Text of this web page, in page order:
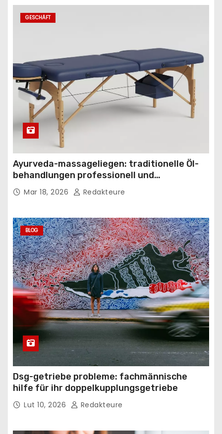
GESCHÄFT
Ayurveda-massageliegen: traditionelle Öl-
behandlungen professionell und
komfortabel gestalten
Mar 18, 2026 Redakteure
BLOG
Dsg-getriebe probleme: fachmännische
hilfe für ihr doppelkupplungsgetriebe
Lut 10, 2026 Redakteure